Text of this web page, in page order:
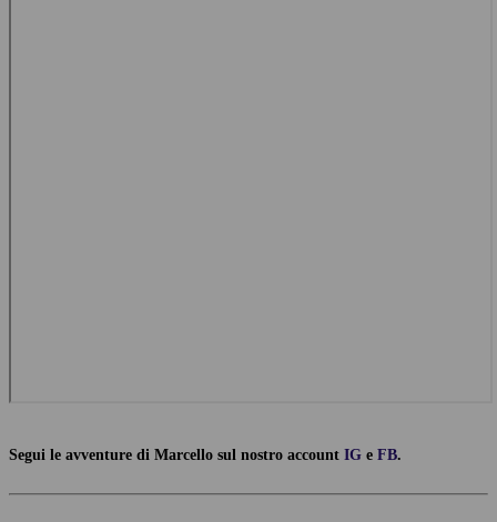
Segui le avventure di Marcello sul nostro account IG e FB.